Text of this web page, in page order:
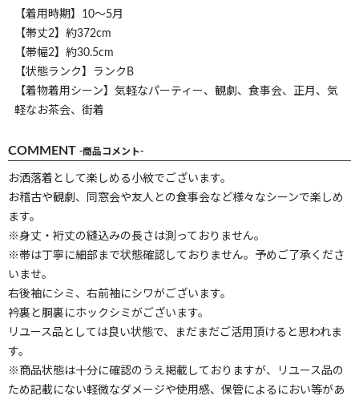
【着用時期】10～5月
【帯丈2】約372cm
【帯幅2】約30.5cm
【状態ランク】ランクB
【着物着用シーン】気軽なパーティー、観劇、食事会、正月、気
軽なお茶会、街着
COMMENT -商品コメント-
お洒落着として楽しめる小紋でございます。
お稽古や観劇、同窓会や友人との食事会など様々なシーンで楽しめ
ます。
※身丈・裄丈の縫込みの長さは測っておりません。
※帯は丁寧に細部まで状態確認しておりません。予めご了承くださ
いませ。
右後袖にシミ、右前袖にシワがございます。
衿裏と胴裏にホックシミがございます。
リユース品としては良い状態で、まだまだご活用頂けると思われま
す。
※商品状態は十分に確認のうえ掲載しておりますが、リユース品の
ため記載にない軽微なダメージや使用感、保管によるにおい等があ